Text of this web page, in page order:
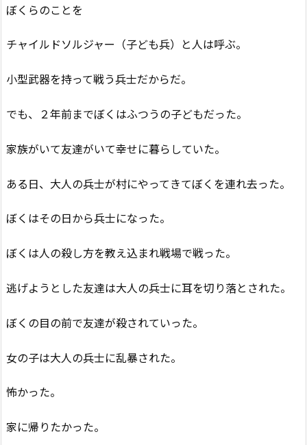
ぼくらのことを
チャイルドソルジャー（子ども兵）と人は呼ぶ。
小型武器を持って戦う兵士だからだ。
でも、２年前までぼくはふつうの子どもだった。
家族がいて友達がいて幸せに暮らしていた。
ある日、大人の兵士が村にやってきてぼくを連れ去った。
ぼくはその日から兵士になった。
ぼくは人の殺し方を教え込まれ戦場で戦った。
逃げようとした友達は大人の兵士に耳を切り落とされた。
ぼくの目の前で友達が殺されていった。
女の子は大人の兵士に乱暴された。
怖かった。
家に帰りたかった。